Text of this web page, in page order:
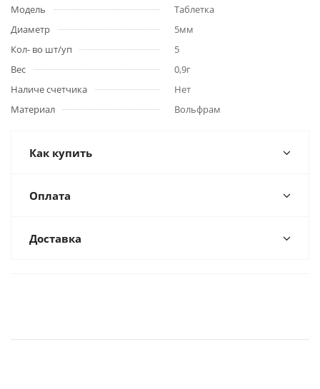
Модель
Таблетка
Диаметр
5мм
Кол- во шт/уп
5
Вес
0,9г
Наличе счетчика
Нет
Материал
Вольфрам
Как купить
Оплата
Доставка